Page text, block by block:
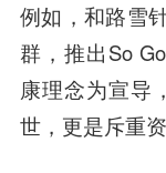
例如，和路雪
群，推出So
康理念为宣导
世，更是斥重